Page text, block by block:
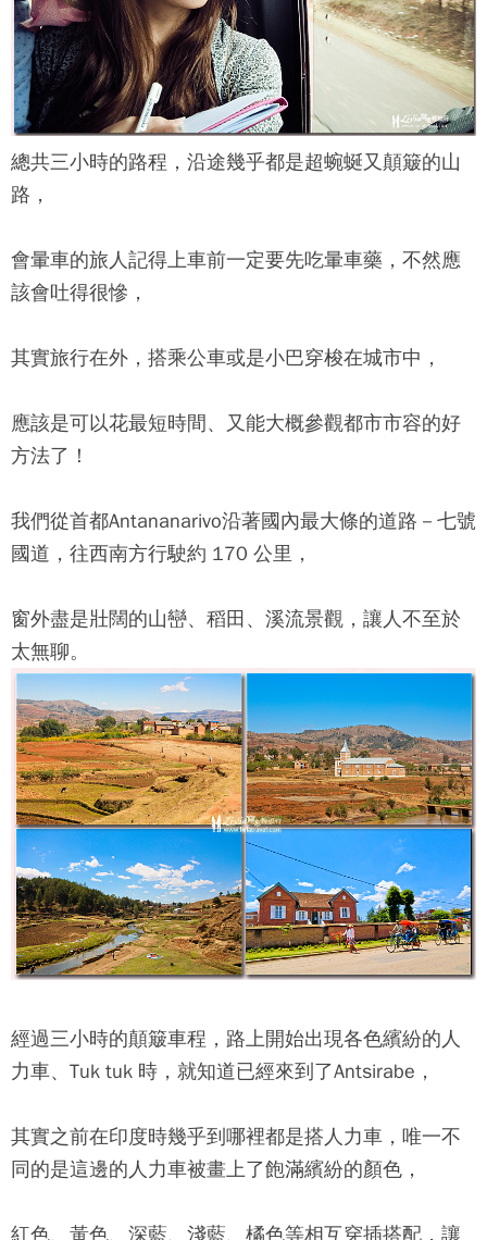
總共三小時的路程，沿途幾乎都是超蜿蜒又顛簸的山
路，
會暈車的旅人記得上車前一定要先吃暈車藥，不然應
該會吐得很慘，
其實旅行在外，搭乘公車或是小巴穿梭在城市中，
應該是可以花最短時間、又能大概參觀都市市容的好
方法了！
我們從首都Antananarivo沿著國內最大條的道路－七號
國道，往西南方行駛約 170 公里，
窗外盡是壯闊的山巒、稻田、溪流景觀，讓人不至於
太無聊。
經過三小時的顛簸車程，路上開始出現各色繽紛的人
力車、Tuk tuk 時，就知道已經來到了Antsirabe，
其實之前在印度時幾乎到哪裡都是搭人力車，唯一不
同的是這邊的人力車被畫上了飽滿繽紛的顏色，
紅色、黃色、深藍、淺藍、橘色等相互穿插搭配，讓